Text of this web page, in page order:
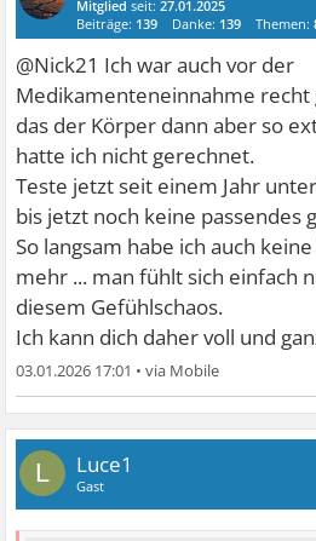
Mitglied seit:27.01.2025
Beiträge: 139 Danke: 139 Themen:
@Nick21 Ich war auch vor der
Medikamenteneinnahme recht
das der Körper dann aber so
hatte ich nicht gerechnet.
Teste jetzt seit einem Jahr
bis jetzt noch keine passendes
So langsam habe ich auch
mehr ... man fühlt sich einfach
diesem Gefühlschaos.
Ich kann dich daher voll und
03.01.2026 17:01 •
L Luce1
Gast